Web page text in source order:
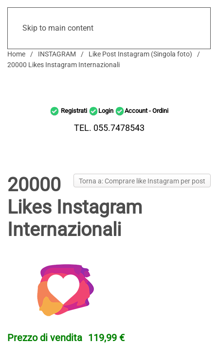
Skip to main content
Home INSTAGRAM
Like Post Instagram (Singola foto)
20000 Likes Instagram Internazionali
Registrati Login Account - Ordini
TEL. 055.7478543
Torna a: Comprare like Instagram per post
20000
Likes Instagram
Internazionali
Prezzo di vendita 119,99 €